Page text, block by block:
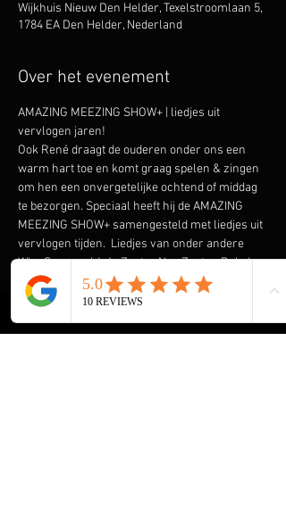
Wijkhuis Nieuw Den Helder, Texelstroomlaan 5,
1784 EA Den Helder, Nederland
Over het evenement
AMAZING MEEZING SHOW+ | liedjes uit
vervlogen jaren!
Ook René draagt de ouderen onder ons een
warm hart toe en komt graag spelen & zingen
om hen een onvergetelijke ochtend of middag
te bezorgen. Speciaal heeft hij de AMAZING
MEEZING SHOW+ samengesteld met liedjes uit
vervlogen tijden.  Liedjes van onder andere
Wim Sonneveld, Ja Zuster Nee Zuster, Rob de
Nijs maar ook The Cats, The Beatles, The Kinks
en vele anderen komen voorbij. En we gaan de
Rock & Roll niet vergeten met Elvis Presley,
The Everly Brothers, Roy Orbison en Bill